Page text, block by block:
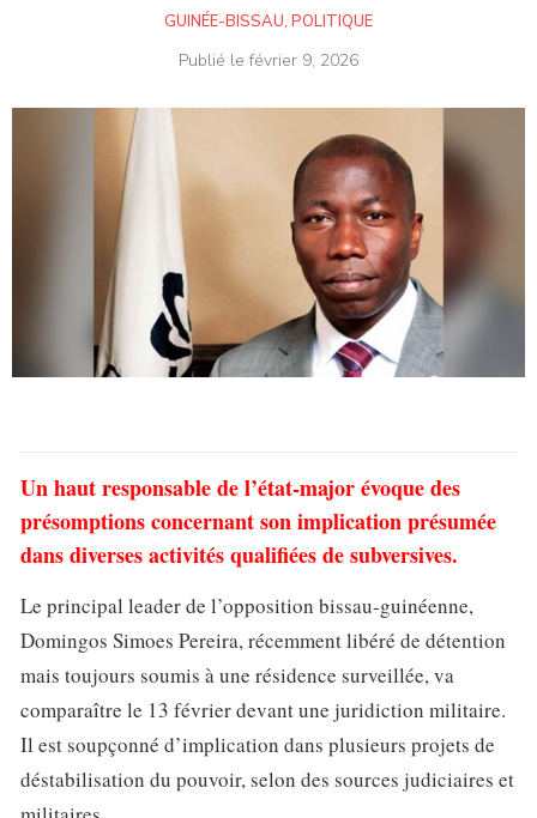
GUINÉE-BISSAU, POLITIQUE
Publié lefévrier 9, 2026
Un haut responsable de l’état-major évoque des
présomptions concernant son implication présumée
dans diverses activités qualifiées de subversives.
Le principal leader de l’opposition bissau-guinéenne,
Domingos Simoes Pereira, récemment libéré de détention
mais toujours soumis à une résidence surveillée, va
comparaître le 13 février devant une juridiction militaire.
Il est soupçonné d’implication dans plusieurs projets de
déstabilisation du pouvoir, selon des sources judiciaires et